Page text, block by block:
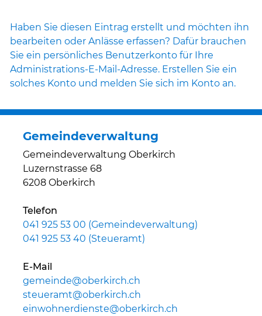
Haben Sie diesen Eintrag erstellt und möchten ihn
bearbeiten oder Anlässe erfassen? Dafür brauchen
Sie ein persönliches Benutzerkonto für Ihre
Administrations-E-Mail-Adresse. Erstellen Sie ein
solches Konto und melden Sie sich im Konto an.
Gemeindeverwaltung
Gemeindeverwaltung Oberkirch
Luzernstrasse 68
6208 Oberkirch
Telefon
041 925 53 00 (Gemeindeverwaltung)
041 925 53 40 (Steueramt)
E-Mail
gemeinde@oberkirch.ch
steueramt@oberkirch.ch
einwohnerdienste@oberkirch.ch